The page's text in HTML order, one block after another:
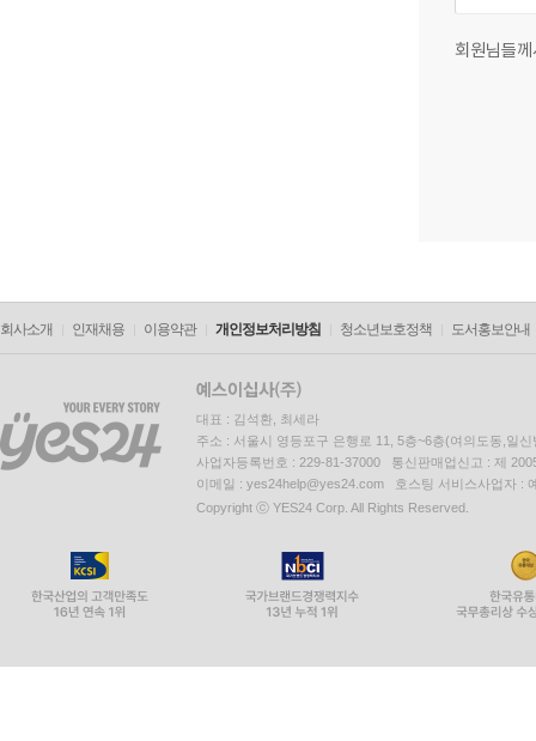
회원님들
회사소개 인재채용 이용약관 개인정보처리방침 청소년보호정책 도서홍보안내
대표 : 김석환, 최세라
주소 : 서울시 영등포구 은행로 11, 5층~6층(여의도동,일신
사업자등록번호 : 229-81-37000 통신판매업신고 : 제
이메일 : yes24help@yes24.com 호스팅 서비스사업자 :
Copyright ⓒ YES24 Corp. All Rights Reserved.